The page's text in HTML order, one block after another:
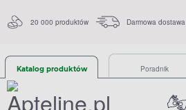
20 000 produktów Darmowa dostawa
Katalog produktów Poradnik